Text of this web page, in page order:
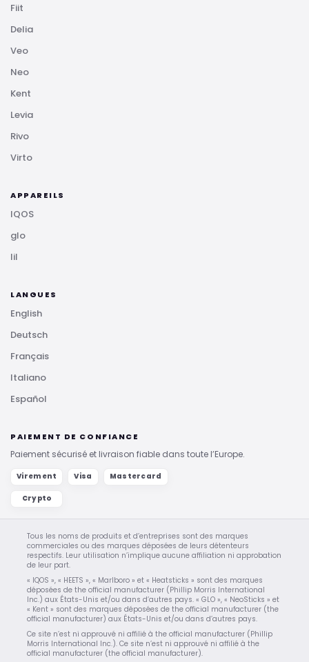
Fiit
Delia
Veo
Neo
Kent
Levia
Rivo
Virto
APPAREILS
IQOS
glo
lil
LANGUES
English
Deutsch
Français
Italiano
Español
PAIEMENT DE CONFIANCE
Paiement sécurisé et livraison fiable dans toute l’Europe.
Virement Visa Mastercard
Crypto
Tous les noms de produits et d’entreprises sont des marques
commerciales ou des marques déposées de leurs détenteurs
respectifs. Leur utilisation n’implique aucune affiliation ni approbation
de leur part.
« IQOS », « HEETS », « Marlboro » et « Heatsticks » sont des marques
déposées de the official manufacturer (Phillip Morris International
Inc.) aux États-Unis et/ou dans d’autres pays. « GLO », « NeoSticks » et
« Kent » sont des marques déposées de the official manufacturer (the
official manufacturer) aux États-Unis et/ou dans d’autres pays.
Ce site n’est ni approuvé ni affilié à the official manufacturer (Phillip
Morris International Inc.). Ce site n’est ni approuvé ni affilié à the
official manufacturer (the official manufacturer).